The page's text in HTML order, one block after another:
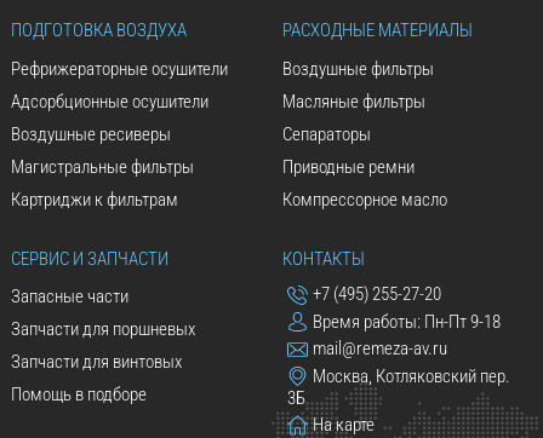
ПОДГОТОВКА ВОЗДУХА
Рефрижераторные осушители
Адсорбционные осушители
Воздушные ресиверы
Магистральные фильтры
Картриджи к фильтрам
РАСХОДНЫЕ МАТЕРИАЛЫ
Воздушные фильтры
Масляные фильтры
Сепараторы
Приводные ремни
Компрессорное масло
СЕРВИС И ЗАПЧАСТИ
Запасные части
Запчасти для поршневых
Запчасти для винтовых
Помощь в подборе
КОНТАКТЫ
+7 (495) 255-27-20
Время работы: Пн-Пт 9-18
mail@remeza-av.ru
Москва, Котляковский пер.
3Б
На карте